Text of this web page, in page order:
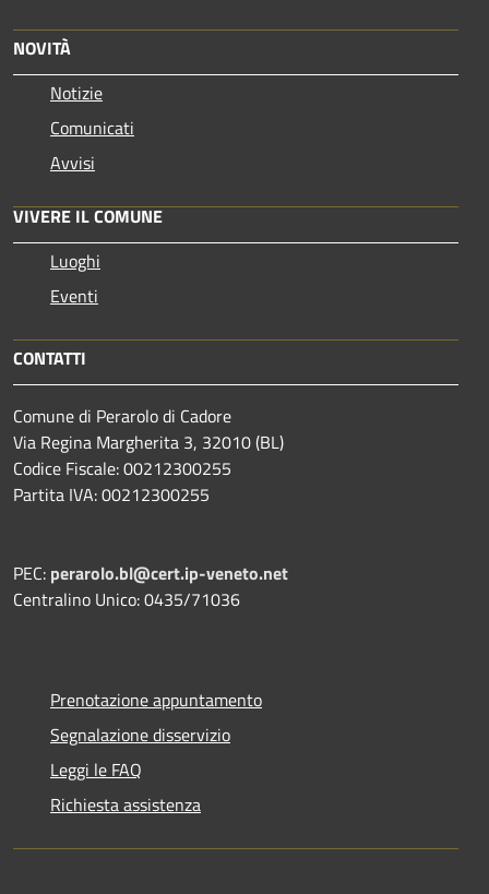
NOVITÀ
Notizie
Comunicati
Avvisi
VIVERE IL COMUNE
Luoghi
Eventi
CONTATTI
Comune di Perarolo di Cadore
Via Regina Margherita 3, 32010 (BL)
Codice Fiscale: 00212300255
Partita IVA: 00212300255
PEC: perarolo.bl@cert.ip-veneto.net
Centralino Unico: 0435/71036
Prenotazione appuntamento
Segnalazione disservizio
Leggi le FAQ
Richiesta assistenza